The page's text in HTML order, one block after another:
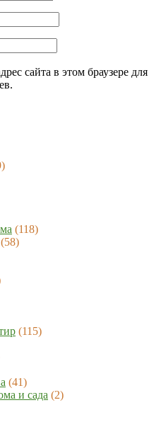
сайта в этом браузере для
(118)
(58)
(115)
(41)
и сада (2)